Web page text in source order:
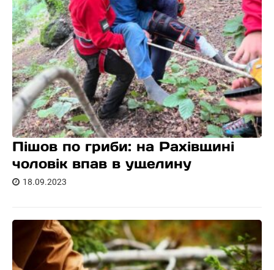
Пішов по гриби: на Рахівщині
чоловік впав в ущелину
18.09.2023